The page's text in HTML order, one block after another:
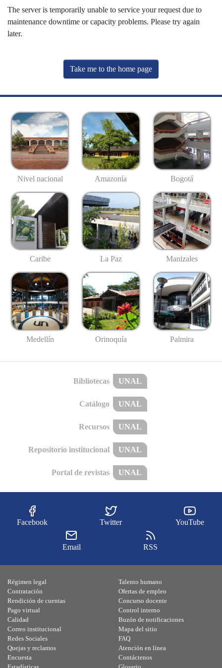
The server is temporarily unable to service your request due to
maintenance downtime or capacity problems. Please try again
later.
Take me to the home page
Nivel nacional Amazonía Bogotá
Caribe La Paz Manizales
Medellín Orinoquía Palmira
Bibliotecas UNAL
Catálogo UNAL
Recursos UNAL
Repositorio institucional UNAL
Portal de revistas UNAL
Facebook Twitter YouTube
Email RSS
Régimen legal
Contratación
Rendición de cuentas
Pago virtual
Calidad
Talento humano
Ofertas de empleo
Concurso docente
Control interno
Buzón de notificaciones
Correo institucional
Redes Sociales
Quejas y reclamos
Encuesta
Mapa del sitio
FAQ
Atención en línea
Contáctenos